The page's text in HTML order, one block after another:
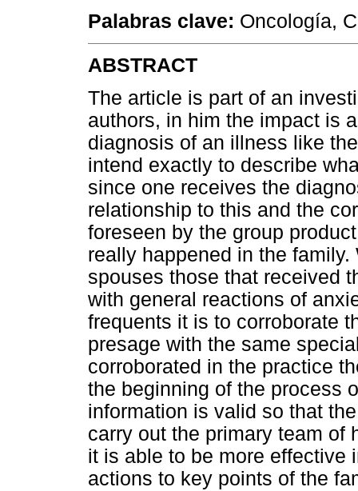
Palabras clave: Oncología,
ABSTRACT
The article is part of an
authors, in him the impact is
diagnosis of an illness like
intend exactly to describe
since one receives the
relationship to this and the
foreseen by the group
really happened in the
spouses those that received
with general reactions of
frequents it is to corroborate
presage with the same
corroborated in the practice
the beginning of the process
information is valid so that
carry out the primary team of
it is able to be more effective
actions to key points of the